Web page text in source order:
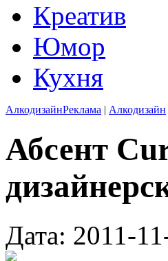
Креатив
Юмор
Кухня
АлкодизайнРеклама | Алкодизайн
Абсент
Дата: 2011-